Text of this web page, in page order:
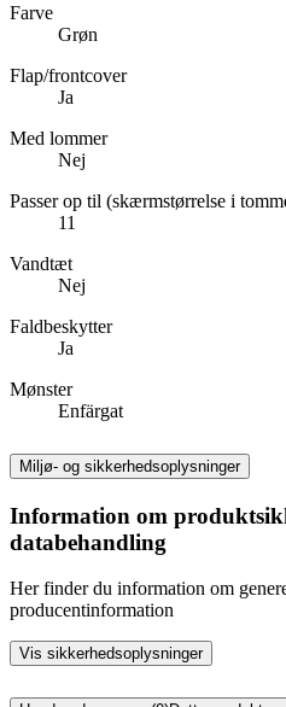
Farve
Grøn
Flap/frontcover
Ja
Med lommer
Nej
Passer op til (skærmstørrelse i
11
Vandtæt
Nej
Faldbeskytter
Ja
Mønster
Enfärgat
Miljø- og sikkerhedsoplysninger
Information om
databehandling
Her finder du information om
producentinformation
Vis sikkerhedsoplysninger